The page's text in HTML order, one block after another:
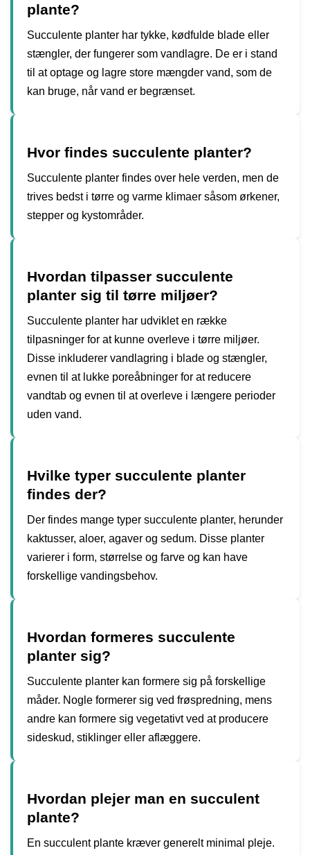
plante?
Succulente planter har tykke, kødfulde blade eller
stængler, der fungerer som vandlagre. De er i stand
til at optage og lagre store mængder vand, som de
kan bruge, når vand er begrænset.
Hvor findes succulente planter?
Succulente planter findes over hele verden, men de
trives bedst i tørre og varme klimaer såsom ørkener,
stepper og kystområder.
Hvordan tilpasser succulente
planter sig til tørre miljøer?
Succulente planter har udviklet en række
tilpasninger for at kunne overleve i tørre miljøer.
Disse inkluderer vandlagring i blade og stængler,
evnen til at lukke poreåbninger for at reducere
vandtab og evnen til at overleve i længere perioder
uden vand.
Hvilke typer succulente planter
findes der?
Der findes mange typer succulente planter, herunder
kaktusser, aloer, agaver og sedum. Disse planter
varierer i form, størrelse og farve og kan have
forskellige vandingsbehov.
Hvordan formeres succulente
planter sig?
Succulente planter kan formere sig på forskellige
måder. Nogle formerer sig ved frøspredning, mens
andre kan formere sig vegetativt ved at producere
sideskud, stiklinger eller aflæggere.
Hvordan plejer man en succulent
plante?
En succulent plante kræver generelt minimal pleje.